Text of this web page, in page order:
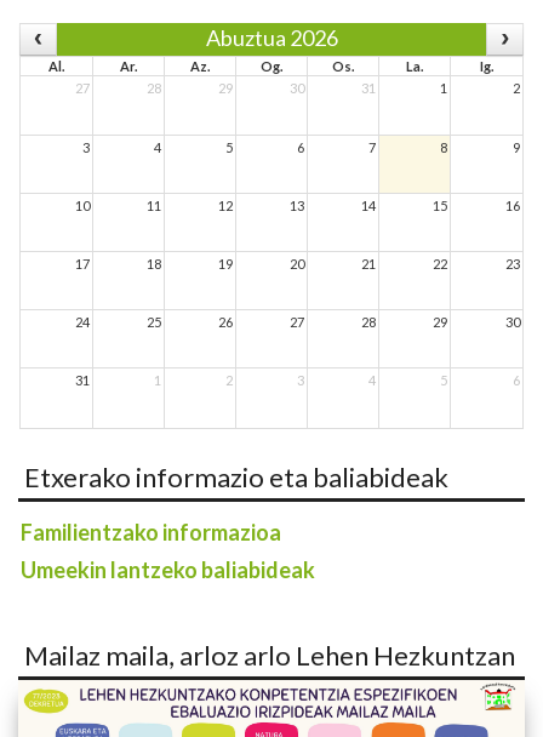
Abuztua 2026
Al. Ar. Az. Og. Os. La.
Ig.
27
28 29 30 31 1 2
3 4 5 6 7 8 9
10 11 12 13 14 15 16
17 18 19 20 21 22 23
24 25 26 27 28 29 30
31 1 2 3 4 5 6
Etxerako informazio eta baliabideak
Familientzako informazioa
Umeekin lantzeko baliabideak
Mailaz maila, arloz arlo Lehen Hezkuntzan